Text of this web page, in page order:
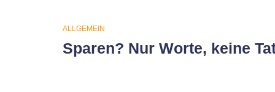
ALLGEMEIN
Sparen? Nur Worte, keine